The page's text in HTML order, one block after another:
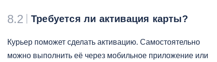
8.2 Требуется ли активация карты?
Курьер поможет сделать активацию. Самостоятельно
можно выполнить её через мобильное приложение или